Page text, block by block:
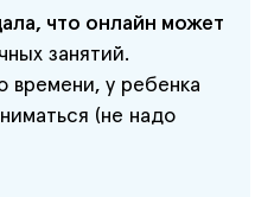
что онлайн может
занятий.
времени, у ребенка
(не надо